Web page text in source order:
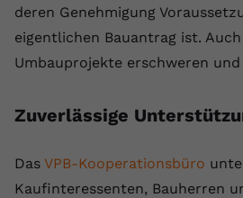
deren Genehmigung
eigentlichen Bauantrag ist.
Umbauprojekte erschweren
Zuverlässige
Das VPB-Kooperationsbüro
Kaufinteressenten, Bauherren